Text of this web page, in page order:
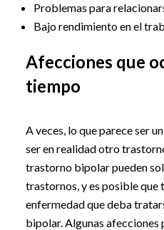
Problemas para
Bajo rendimiento en el
Afecciones que
tiempo
A veces, lo que parece ser
ser en realidad otro
trastorno bipolar pueden
trastornos, y es posible que
enfermedad que deba
bipolar. Algunas afecciones